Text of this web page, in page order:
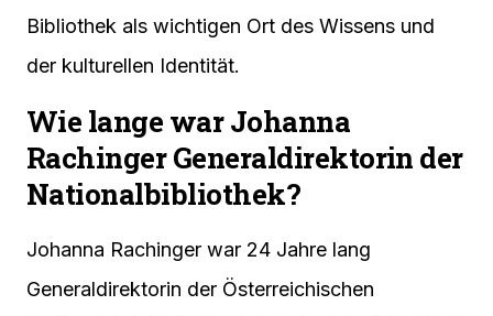
Bibliothek als wichtigen Ort des Wissens und
der kulturellen Identität.
Wie lange war Johanna
Rachinger Generaldirektorin der
Nationalbibliothek?
Johanna Rachinger war 24 Jahre lang
Generaldirektorin der Österreichischen